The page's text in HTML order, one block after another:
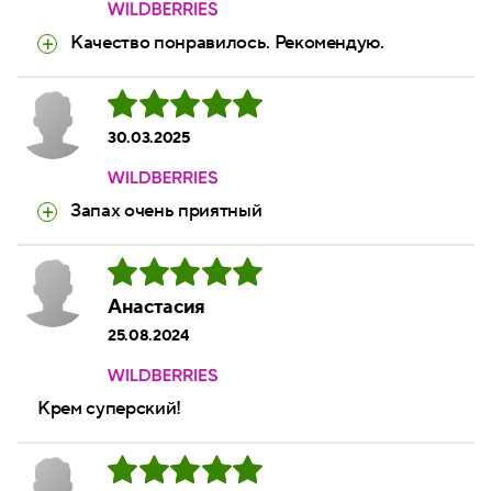
Качество понравилось. Рекомендую.
30.03.2025
Запах очень приятный
Анастасия
25.08.2024
Крем суперский!